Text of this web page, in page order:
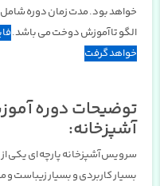
الگو تا آموزش دوخت می باشد.
خواهد گرفت
توضیحات دوره
آشپزخانه:
سرویس آشپزخانه پارچه ای یکی
بسیار کاربردی و بسیار زیباست